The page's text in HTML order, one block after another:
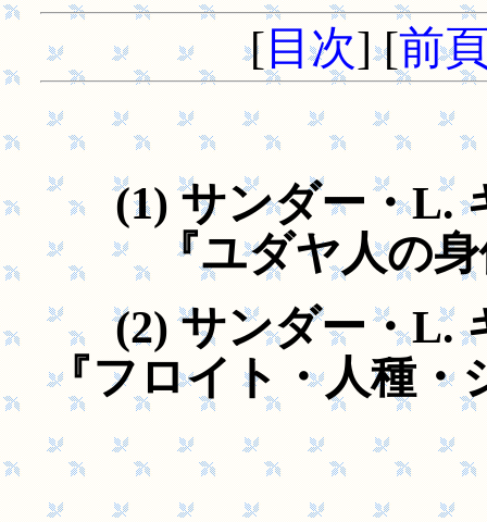
[ 目次] [前
(1) サンダー・L.
『ユダヤ人の
(2) サンダー・L.
『フロイト・人種・